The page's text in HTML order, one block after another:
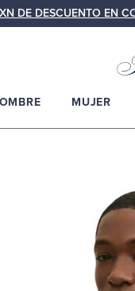
DE DESCUENTO EN
MUJER